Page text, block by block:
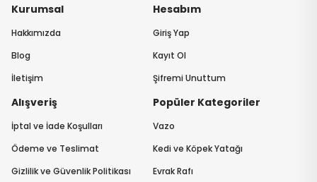
Kurumsal
Hakkımızda
Blog
İletişim
Hesabım
Giriş Yap
Kayıt Ol
Şifremi Unuttum
Alışveriş
İptal ve İade Koşulları
Ödeme ve Teslimat
Gizlilik ve Güvenlik Politikası
Popüler Kategoriler
Vazo
Kedi ve Köpek Yatağı
Evrak Rafı